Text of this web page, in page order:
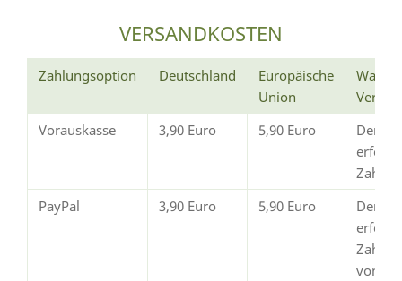
VERSANDKOSTEN
Zahlungsoption Deutschland
Europäische
Union
Wann
Vorauskasse
3,90 Euro 5,90 Euro
Der
erfolgt
PayPal
3,90 Euro 5,90 Euro
Der
von